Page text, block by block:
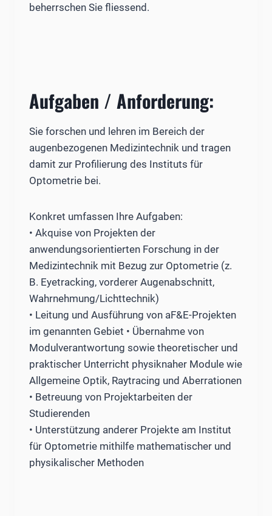
beherrschen Sie fliessend.
Aufgaben / Anforderung:
Sie forschen und lehren im Bereich der
augenbezogenen Medizin­technik und tragen
damit zur Profilierung des Instituts für
Optometrie bei.
Konkret umfassen Ihre Aufgaben:
• Akquise von Projekten der
anwendungsorientierten Forschung in der
Medizintechnik mit Bezug zur Optometrie (z.
B. Eyetracking, vorderer Augenabschnitt,
Wahrnehmung/Lichttechnik)
• Leitung und Ausführung von aF&E-Projekten
im genannten Gebiet • Übernahme von
Modulverantwortung sowie theoretischer und
praktischer Unterricht physiknaher Module wie
Allgemeine Optik, Raytracing und Aberrationen
• Betreuung von Projektarbeiten der
Studierenden
• Unterstützung anderer Projekte am Institut
für Optometrie mithilfe mathematischer und
physikalischer Methoden